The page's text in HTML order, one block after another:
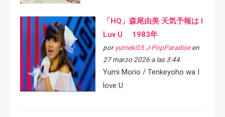
「HQ」森尾由美 天気予報は I
Luv U 1983年
por yumeki05 J-PopParadiseen
27 marzo 2026 a las 3:44
Yumi Morio / Tenkeyoho wa I
love U